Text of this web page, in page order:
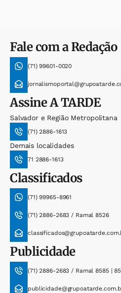
Fale com a Redação
(71) 99601-0020
AssineA TARDE
Salvador e Região Metropolitana
(71) 2886-1613
Demais localidades
71 2886-1613
Classificados
(71) 99965-8961
(71) 2886-2683 / Ramal 8526
Publicidade
(71) 2886-2683 / Ramal 8585 |